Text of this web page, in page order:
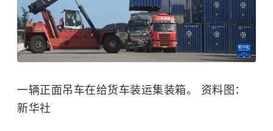
一辆正面吊车在给货车装运集装箱。
资料图：
新华社